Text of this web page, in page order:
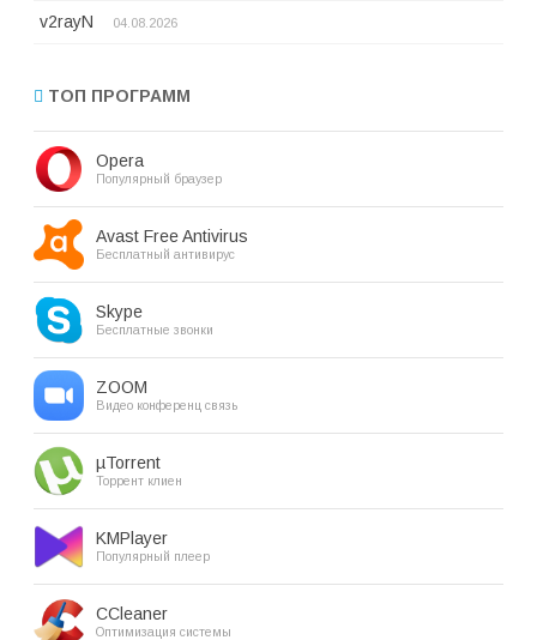
v2rayN 04.08.2026
ТОП ПРОГРАММ
Opera
Популярный браузер
Avast Free Antivirus
Бесплатный антивирус
Skype
Бесплатные звонки
ZOOM
Видео конференц связь
µTorrent
Торрент клиен
KMPlayer
Популярный плеер
CCleaner
Оптимизация системы